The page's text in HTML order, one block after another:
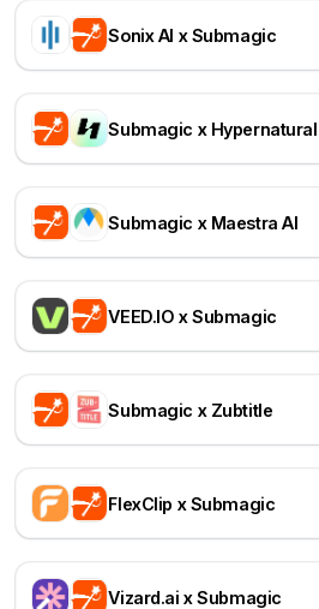
Sonix AI x Submagic
Submagic x Hypernatural
Submagic x Maestra AI
VEED.IO x Submagic
Submagic x Zubtitle
FlexClip x Submagic
Vizard.ai x Submagic